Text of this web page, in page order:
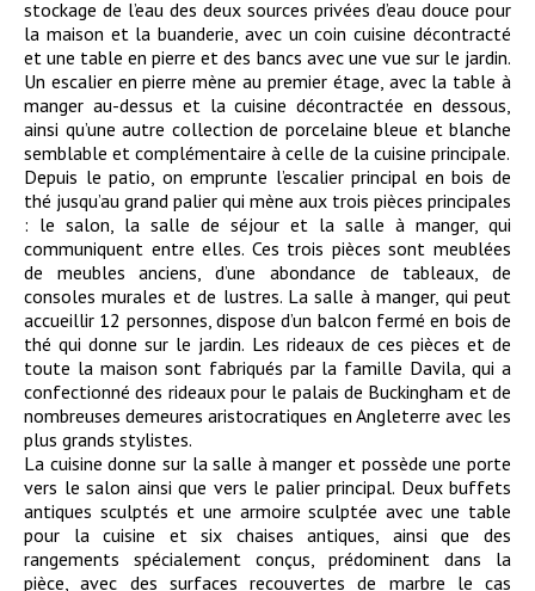
stockage de l’eau des deux sources privées d’eau douce pour
la maison et la buanderie, avec un coin cuisine décontracté
et une table en pierre et des bancs avec une vue sur le jardin.
Un escalier en pierre mène au premier étage, avec la table à
manger au-dessus et la cuisine décontractée en dessous,
ainsi qu’une autre collection de porcelaine bleue et blanche
semblable et complémentaire à celle de la cuisine principale.
Depuis le patio, on emprunte l’escalier principal en bois de
thé jusqu’au grand palier qui mène aux trois pièces principales
: le salon, la salle de séjour et la salle à manger, qui
communiquent entre elles. Ces trois pièces sont meublées
de meubles anciens, d’une abondance de tableaux, de
consoles murales et de lustres. La salle à manger, qui peut
accueillir 12 personnes, dispose d’un balcon fermé en bois de
thé qui donne sur le jardin. Les rideaux de ces pièces et de
toute la maison sont fabriqués par la famille Davila, qui a
confectionné des rideaux pour le palais de Buckingham et de
nombreuses demeures aristocratiques en Angleterre avec les
plus grands stylistes.
La cuisine donne sur la salle à manger et possède une porte
vers le salon ainsi que vers le palier principal. Deux buffets
antiques sculptés et une armoire sculptée avec une table
pour la cuisine et six chaises antiques, ainsi que des
rangements spécialement conçus, prédominent dans la
pièce, avec des surfaces recouvertes de marbre le cas